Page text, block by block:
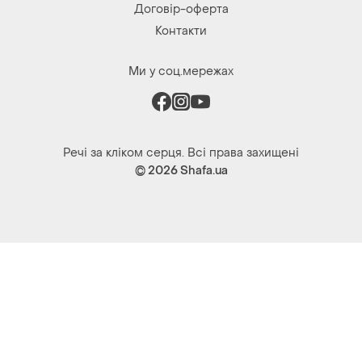
Договір-оферта
Контакти
Ми у соц.мережах
Речі за кліком серця. Всі права захищені
© 2026Shafa.ua